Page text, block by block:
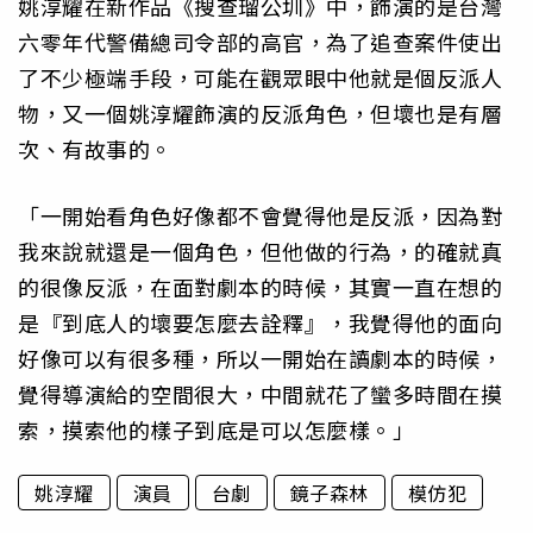
六零年代警備總司令部的高官，為了追查案件使出
了不少極端手段，可能在觀眾眼中他就是個反派人
物，又一個姚淳耀飾演的反派角色，但壞也是有層
次、有故事的。
「一開始看角色好像都不會覺得他是反派，因為對
我來說就還是一個角色，但他做的行為，的確就真
的很像反派，在面對劇本的時候，其實一直在想的
是『到底人的壞要怎麼去詮釋』，我覺得他的面向
好像可以有很多種，所以一開始在讀劇本的時候，
覺得導演給的空間很大，中間就花了蠻多時間在摸
索，摸索他的樣子到底是可以怎麼樣。」
姚淳耀 演員 台劇 鏡子森林 模仿犯